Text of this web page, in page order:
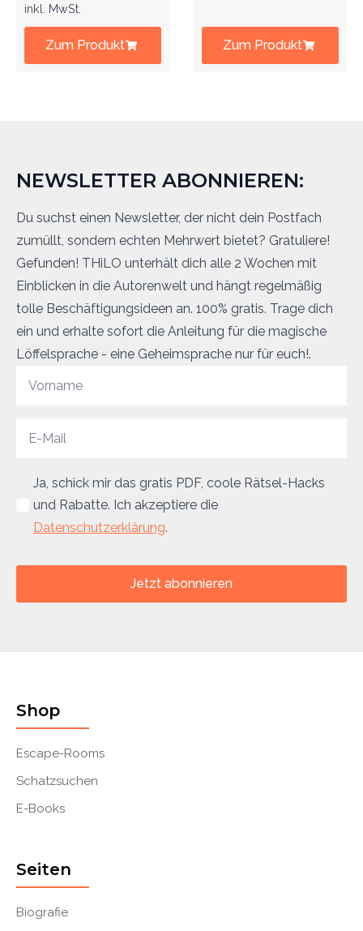
inkl. MwSt.
Zum Produkt Zum Produkt
NEWSLETTER ABONNIEREN:
Du suchst einen Newsletter, der nicht dein Postfach
zumüllt, sondern echten Mehrwert bietet? Gratuliere!
Gefunden! THiLO unterhält dich alle 2 Wochen mit
Einblicken in die Autorenwelt und hängt regelmäßig
tolle Beschäftigungsideen an. 100% gratis. Trage dich
ein und erhalte sofort die Anleitung für die magische
Löffelsprache - eine Geheimsprache nur für euch!.
Ja, schick mir das gratis PDF, coole Rätsel-Hacks
und Rabatte. Ich akzeptiere die
Datenschutzerklärung.
Jetzt abonnieren
Shop
Escape-Rooms
Schatzsuchen
E-Books
Seiten
Biografie